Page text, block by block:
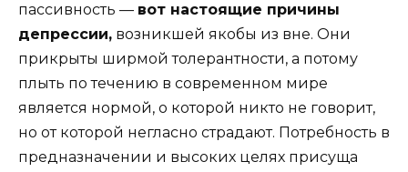
пассивность — вот настоящие причины
депрессии, возникшей якобы из вне. Они
прикрыты ширмой толерантности, а потому
плыть по течению в современном мире
является нормой, о которой никто не говорит,
но от которой негласно страдают. Потребность в
предназначении и высоких целях присуща